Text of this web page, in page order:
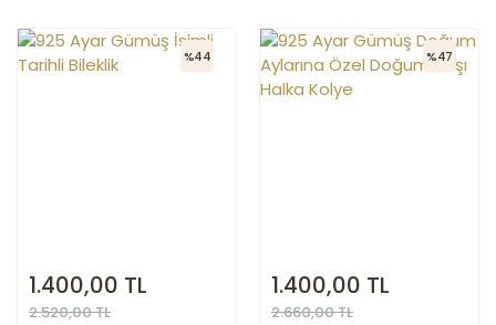
%44
1.400,00 TL
2.520,00 TL
%47
1.400,00 TL
2.660,00 TL